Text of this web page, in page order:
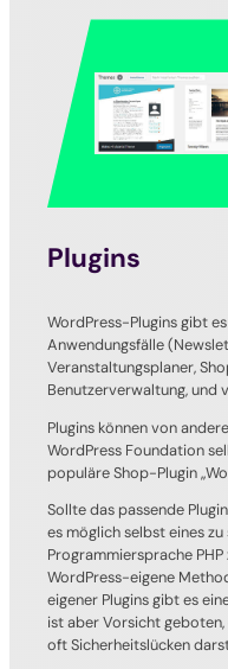
Plugins
WordPress-Plugins gibt
Anwendungsfälle
Veranstaltungsplaner,
Benutzerverwaltung, und
Plugins können von
WordPress Foundation
populäre Shop-Plugin
Sollte das passende
es möglich selbst eines
Programmiersprache
WordPress-eigene
eigener Plugins gibt es
ist aber Vorsicht
oft Sicherheitslücken